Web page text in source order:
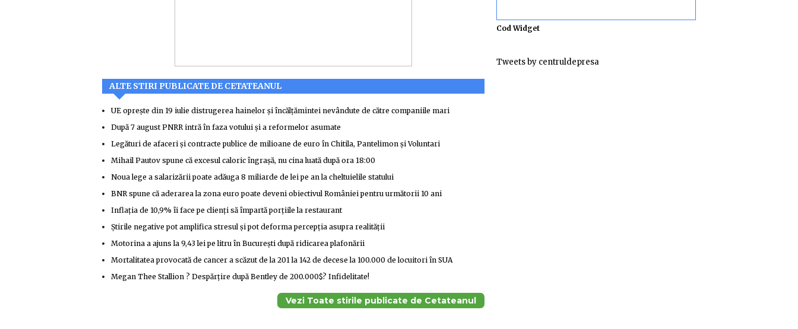
ALTE STIRI PUBLICATE DE CETATEANUL
UE oprește din 19 iulie distrugerea hainelor și încălțămintei nevândute de către companiile mari
După 7 august PNRR intră în faza votului și a reformelor asumate
Legături de afaceri și contracte publice de milioane de euro în Chitila, Pantelimon și Voluntari
Mihail Pautov spune că excesul caloric îngrașă, nu cina luată după ora 18:00
Noua lege a salarizării poate adăuga 8 miliarde de lei pe an la cheltuielile statului
BNR spune că aderarea la zona euro poate deveni obiectivul României pentru următorii 10 ani
Inflația de 10,9% îi face pe clienți să împartă porțiile la restaurant
Știrile negative pot amplifica stresul și pot deforma percepția asupra realității
Motorina a ajuns la 9,43 lei pe litru în București după ridicarea plafonării
Mortalitatea provocată de cancer a scăzut de la 201 la 142 de decese la 100.000 de locuitori în SUA
Megan Thee Stallion ? Despărțire după Bentley de 200.000$? Infidelitate!
Vezi Toate stirile publicate de Cetateanul
Cod Widget
Tweets by centruldepresa